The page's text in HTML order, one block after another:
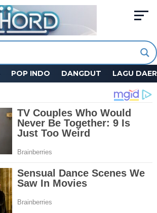
POP INDO DANGDUT LAGU